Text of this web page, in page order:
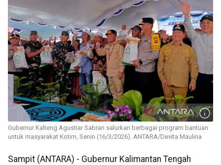
Gubernur Kalteng Agustiar Sabran salurkan berbagai program bantuan
untuk masyarakat Kotim, Senin (16/3/2026). ANTARA/Devita Maulina
Sampit (ANTARA) - Gubernur Kalimantan Tengah